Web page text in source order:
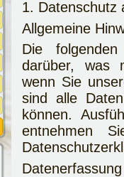
1. Datenschutz
Allgemeine
Die
darüber, was
wenn Sie
sind alle
können.
entnehmen